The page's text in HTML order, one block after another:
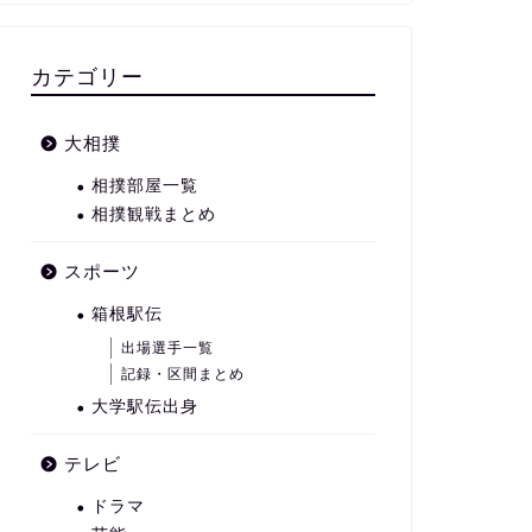
カテゴリー
大相撲
相撲部屋一覧
相撲観戦まとめ
スポーツ
箱根駅伝
出場選手一覧
記録・区間まとめ
大学駅伝出身
テレビ
ドラマ